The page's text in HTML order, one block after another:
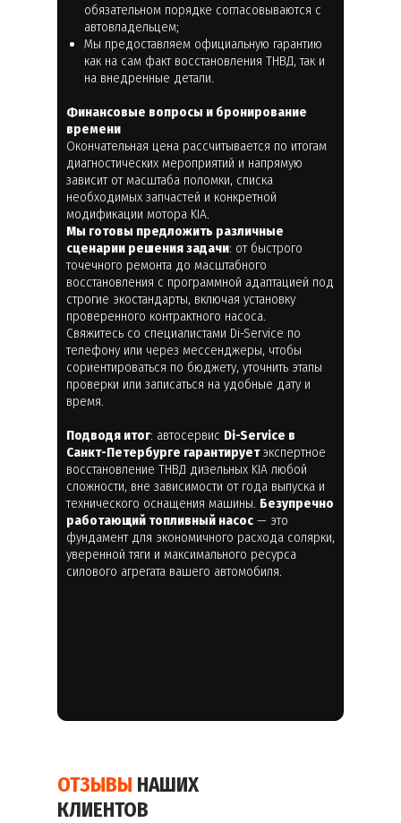
обязательном порядке согласовываются с
автовладельцем;
Мы предоставляем официальную гарантию
как на сам факт восстановления ТНВД, так и
на внедренные детали.
Финансовые вопросы и бронирование
времени
Окончательная цена рассчитывается по итогам
диагностических мероприятий и напрямую
зависит от масштаба поломки, списка
необходимых запчастей и конкретной
модификации мотора KIA.
Мы готовы предложить различные
сценарии решения задачи: от быстрого
точечного ремонта до масштабного
восстановления с программной адаптацией под
строгие экостандарты, включая установку
проверенного контрактного насоса.
Свяжитесь со специалистами Di-Service по
телефону или через мессенджеры, чтобы
сориентироваться по бюджету, уточнить этапы
проверки или записаться на удобные дату и
время.
Подводя итог: автосервис Di-Service в
Санкт-Петербурге гарантируетэкспертное
восстановление ТНВД дизельных KIA любой
сложности, вне зависимости от года выпуска и
технического оснащения машины. Безупречно
работающий топливный насос — это
фундамент для экономичного расхода солярки,
уверенной тяги и максимального ресурса
силового агрегата вашего автомобиля.
ОТЗЫВЫ НАШИХ
КЛИЕНТОВ